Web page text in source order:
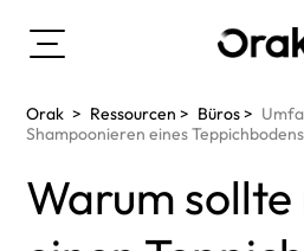
Orak > Ressourcen > Büros>
Shampoonieren eines
Warum sollte